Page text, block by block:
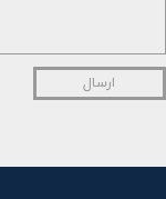
ارسال